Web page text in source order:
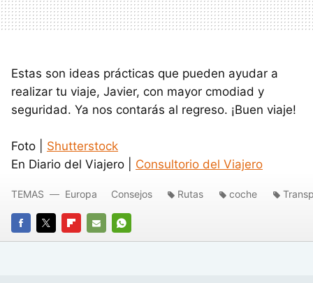
Estas son ideas prácticas que pueden ayudar a
realizar tu viaje, Javier, con mayor cmodiad y
seguridad. Ya nos contarás al regreso. ¡Buen viaje!
Foto | Shutterstock
En Diario del Viajero | Consultorio del Viajero
FACEBOOK
TWITTERFLIPBOARD
E-
WHATSAPP
TEMAS Europa Consejos Rutas coche